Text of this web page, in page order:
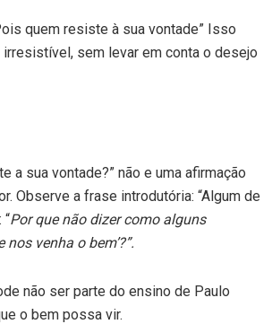
quem resiste à sua vontade” Isso
sem levar em conta o desejo
a sua vontade?” não e uma afirmação
Observe a frase introdutória: “Algum de
Por que não dizer como alguns
venha o bem’?”.
não ser parte do ensino de Paulo
o bem possa vir.